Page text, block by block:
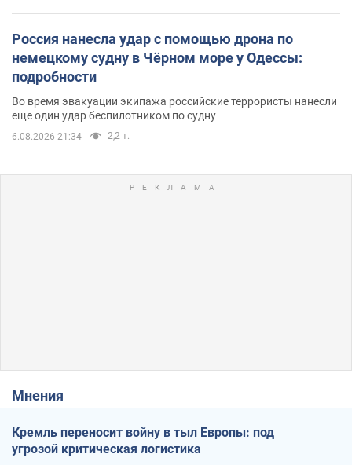
Россия нанесла удар с помощью дрона по
немецкому судну в Чёрном море у Одессы:
подробности
Во время эвакуации экипажа российские террористы нанесли
еще один удар беспилотником по судну
6.08.2026 21:34 2,2 т.
Мнения
Кремль переносит войну в тыл Европы: под
угрозой критическая логистика